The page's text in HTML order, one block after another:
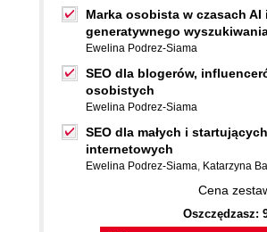
Marka osobista w czasach AI i
generatywnego
Ewelina Podrez-Siama
SEO dla blogerów,
osobistych
Ewelina Podrez-Siama
SEO dla małych i
internetowych
Ewelina Podrez-Siama, Katarzyna
Cena
Oszczędzasz: